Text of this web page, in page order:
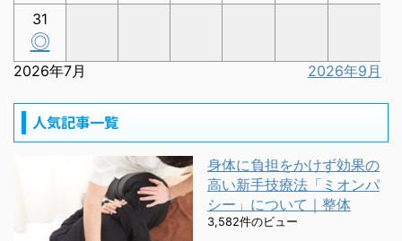
31
◎
2026年7月 2026年9月
人気記事一覧
身体に負担をかけず効果の
高い新手技療法「ミオンパ
シー」について｜整体
3,582件のビュー